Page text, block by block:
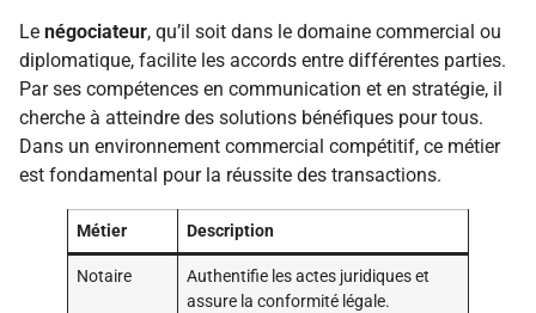
Le négociateur, qu’il soit dans le domaine commercial ou
diplomatique, facilite les accords entre différentes parties.
Par ses compétences en communication et en stratégie, il
cherche à atteindre des solutions bénéfiques pour tous.
Dans un environnement commercial compétitif, ce métier
est fondamental pour la réussite des transactions.
Métier Description
Notaire
Authentifie les actes juridiques et
assure la conformité légale.